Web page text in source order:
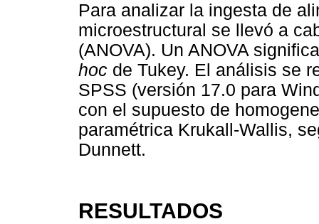
Para analizar la ingesta de
microestructural se llevó a
(ANOVA). Un ANOVA
hoc de Tukey. El análisis se
SPSS (versión 17.0 para
con el supuesto de
paramétrica Krukall-Wallis,
Dunnett.
RESULTADOS